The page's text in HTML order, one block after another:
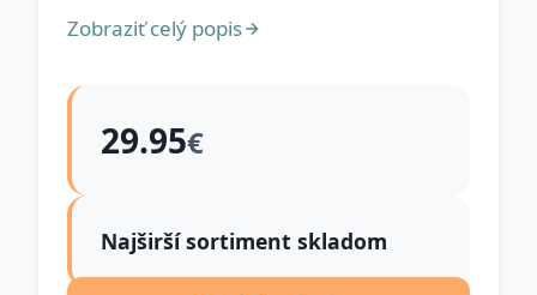
Zobraziť celý popis
29.95€
Najširší sortiment skladom